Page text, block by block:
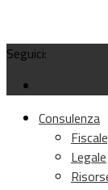
Seguici:
Consulenza
Legale